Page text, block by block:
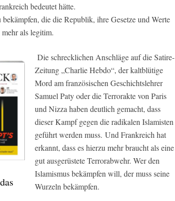
bedeutet hätte.
die die Republik, ihre Gesetze und Werte
als legitim.
Die schrecklichen Anschläge auf die Satire-
Zeitung „Charlie Hebdo“, der kaltblütige
Mord am französischen Geschichtslehrer
Samuel Paty oder die Terrorakte von Paris
und Nizza haben deutlich gemacht, dass
dieser Kampf gegen die radikalen Islamisten
geführt werden muss. Und Frankreich hat
erkannt, dass es hierzu mehr braucht als eine
gut ausgerüstete Terrorabwehr. Wer den
Islamismus bekämpfen will, der muss seine
Wurzeln bekämpfen.